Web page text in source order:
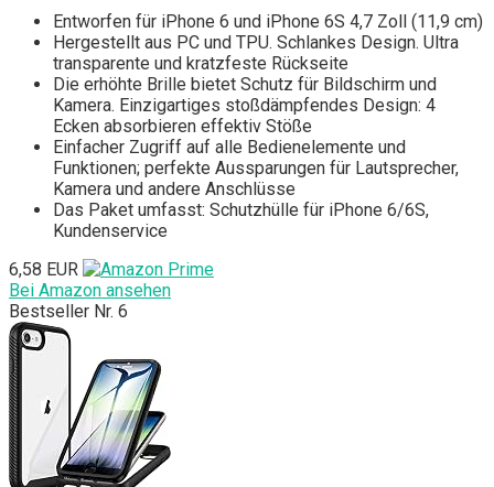
Entworfen für iPhone 6 und iPhone 6S 4,7 Zoll (11,9 cm)
Hergestellt aus PC und TPU. Schlankes Design. Ultra
transparente und kratzfeste Rückseite
Die erhöhte Brille bietet Schutz für Bildschirm und
Kamera. Einzigartiges stoßdämpfendes Design: 4
Ecken absorbieren effektiv Stöße
Einfacher Zugriff auf alle Bedienelemente und
Funktionen; perfekte Aussparungen für Lautsprecher,
Kamera und andere Anschlüsse
Das Paket umfasst: Schutzhülle für iPhone 6/6S,
Kundenservice
6,58 EUR
Bei Amazon ansehen
Bestseller Nr. 6